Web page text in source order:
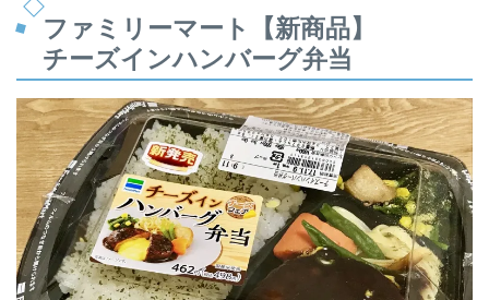
ファミリーマート【新商品】
チーズインハンバーグ弁当